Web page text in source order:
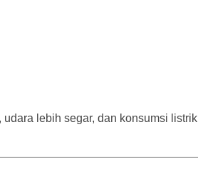
lebih segar, dan konsumsi listrik